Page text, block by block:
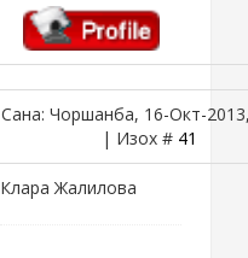
Сана: Чоршанба, 16-Окт-
| Изох # 41
Клара Жалилова